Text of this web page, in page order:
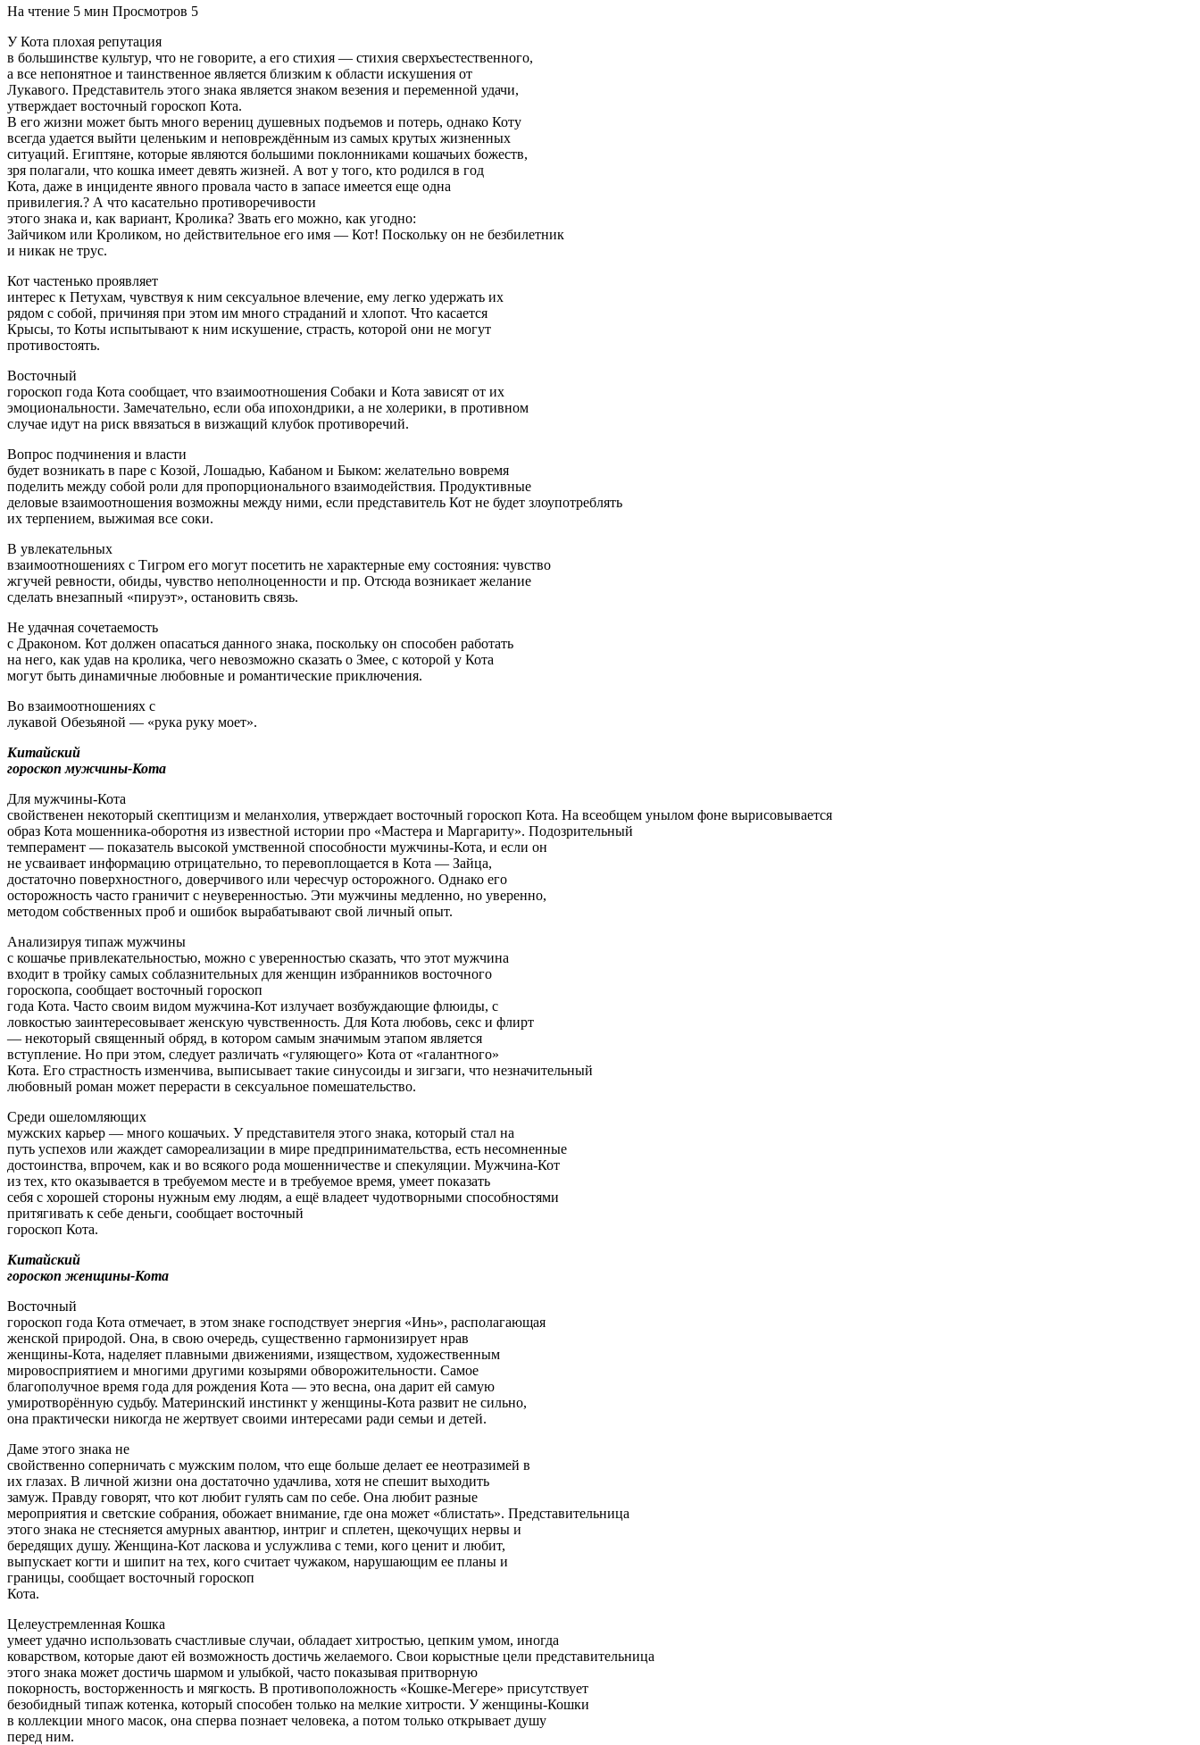
На чтение 5 мин Просмотров 5
У Кота плохая репутация
в большинстве культур, что не говорите, а его стихия — стихия сверхъестественного,
а все непонятное и таинственное является близким к области искушения от
Лукавого. Представитель этого знака является знаком везения и переменной удачи,
утверждает восточный гороскоп Кота.
В его жизни может быть много верениц душевных подъемов и потерь, однако Коту
всегда удается выйти целеньким и неповреждённым из самых крутых жизненных
ситуаций. Египтяне, которые являются большими поклонниками кошачьих божеств,
зря полагали, что кошка имеет девять жизней. А вот у того, кто родился в год
Кота, даже в инциденте явного провала часто в запасе имеется еще одна
привилегия.? А что касательно противоречивости
этого знака и, как вариант, Кролика? Звать его можно, как угодно:
Зайчиком или Кроликом, но действительное его имя — Кот! Поскольку он не безбилетник
и никак не трус.
Кот частенько проявляет
интерес к Петухам, чувствуя к ним сексуальное влечение, ему легко удержать их
рядом с собой, причиняя при этом им много страданий и хлопот. Что касается
Крысы, то Коты испытывают к ним искушение, страсть, которой они не могут
противостоять.
Восточный
гороскоп года Кота сообщает, что взаимоотношения Собаки и Кота зависят от их
эмоциональности. Замечательно, если оба ипохондрики, а не холерики, в противном
случае идут на риск ввязаться в визжащий клубок противоречий.
Вопрос подчинения и власти
будет возникать в паре с Козой, Лошадью, Кабаном и Быком: желательно вовремя
поделить между собой роли для пропорционального взаимодействия. Продуктивные
деловые взаимоотношения возможны между ними, если представитель Кот не будет злоупотреблять
их терпением, выжимая все соки.
В увлекательных
взаимоотношениях с Тигром его могут посетить не характерные ему состояния: чувство
жгучей ревности, обиды, чувство неполноценности и пр. Отсюда возникает желание
сделать внезапный «пируэт», остановить связь.
Не удачная сочетаемость
с Драконом. Кот должен опасаться данного знака, поскольку он способен работать
на него, как удав на кролика, чего невозможно сказать о Змее, с которой у Кота
могут быть динамичные любовные и романтические приключения.
Во взаимоотношениях с
лукавой Обезьяной — «рука руку моет».
Китайский
гороскоп мужчины-Кота
Для мужчины-Кота
свойственен некоторый скептицизм и меланхолия, утверждает восточный гороскоп Кота. На всеобщем унылом фоне вырисовывается
образ Кота мошенника-оборотня из известной истории про «Мастера и Маргариту». Подозрительный
темперамент — показатель высокой умственной способности мужчины-Кота, и если он
не усваивает информацию отрицательно, то перевоплощается в Кота — Зайца,
достаточно поверхностного, доверчивого или чересчур осторожного. Однако его
осторожность часто граничит с неуверенностью. Эти мужчины медленно, но уверенно,
методом собственных проб и ошибок вырабатывают свой личный опыт.
Анализируя типаж мужчины
с кошачье привлекательностью, можно с уверенностью сказать, что этот мужчина
входит в тройку самых соблазнительных для женщин избранников восточного
гороскопа, сообщает восточный гороскоп
года Кота. Часто своим видом мужчина-Кот излучает возбуждающие флюиды, с
ловкостью заинтересовывает женскую чувственность. Для Кота любовь, секс и флирт
— некоторый священный обряд, в котором самым значимым этапом является
вступление. Но при этом, следует различать «гуляющего» Кота от «галантного»
Кота. Его страстность изменчива, выписывает такие синусоиды и зигзаги, что незначительный
любовный роман может перерасти в сексуальное помешательство.
Среди ошеломляющих
мужских карьер — много кошачьих. У представителя этого знака, который стал на
путь успехов или жаждет самореализации в мире предпринимательства, есть несомненные
достоинства, впрочем, как и во всякого рода мошенничестве и спекуляции. Мужчина-Кот
из тех, кто оказывается в требуемом месте и в требуемое время, умеет показать
себя с хорошей стороны нужным ему людям, а ещё владеет чудотворными способностями
притягивать к себе деньги, сообщает восточный
гороскоп Кота.
Китайский
гороскоп женщины-Кота
Восточный
гороскоп года Кота отмечает, в этом знаке господствует энергия «Инь», располагающая
женской природой. Она, в свою очередь, существенно гармонизирует нрав
женщины-Кота, наделяет плавными движениями, изяществом, художественным
мировосприятием и многими другими козырями обворожительности. Самое
благополучное время года для рождения Кота — это весна, она дарит ей самую
умиротворённую судьбу. Материнский инстинкт у женщины-Кота развит не сильно,
она практически никогда не жертвует своими интересами ради семьи и детей.
Даме этого знака не
свойственно соперничать с мужским полом, что еще больше делает ее неотразимей в
их глазах. В личной жизни она достаточно удачлива, хотя не спешит выходить
замуж. Правду говорят, что кот любит гулять сам по себе. Она любит разные
мероприятия и светские собрания, обожает внимание, где она может «блистать». Представительница
этого знака не стесняется амурных авантюр, интриг и сплетен, щекочущих нервы и
бередящих душу. Женщина-Кот ласкова и услужлива с теми, кого ценит и любит,
выпускает когти и шипит на тех, кого считает чужаком, нарушающим ее планы и
границы, сообщает восточный гороскоп
Кота.
Целеустремленная Кошка
умеет удачно использовать счастливые случаи, обладает хитростью, цепким умом, иногда
коварством, которые дают ей возможность достичь желаемого. Свои корыстные цели представительница
этого знака может достичь шармом и улыбкой, часто показывая притворную
покорность, восторженность и мягкость. В противоположность «Кошке-Мегере» присутствует
безобидный типаж котенка, который способен только на мелкие хитрости. У женщины-Кошки
в коллекции много масок, она сперва познает человека, а потом только открывает душу
перед ним.